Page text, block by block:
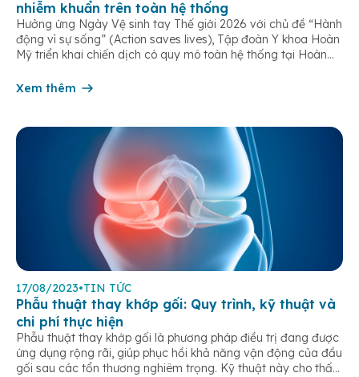
nhiễm khuẩn trên toàn hệ thống
Hưởng ứng Ngày Vệ sinh tay Thế giới 2026 với chủ đề “Hành
động vì sự sống” (Action saves lives), Tập đoàn Y khoa Hoàn
Mỹ triển khai chiến dịch có quy mô toàn hệ thống tại Hoàn
điểm do Văn phòng Y […]
Xem thêm
17/08/2023•TIN TỨC
Phẫu thuật thay khớp gối: Quy trình, kỹ thuật và
chi phí thực hiện
Phẫu thuật thay khớp gối là phương pháp điều trị đang được
ứng dụng rộng rãi, giúp phục hồi khả năng vận động của đầu
gối sau các tổn thương nghiêm trọng. Kỹ thuật này cho thấy